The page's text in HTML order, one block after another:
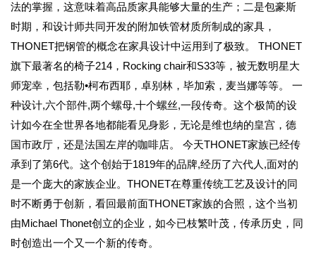
法的掌握，这意味着高品质家具能够大量的生产；二是包豪斯
时期，和设计师共同开发的附加铁管材质所制成的家具，
THONET把钢管的概念在家具设计中运用到了极致。 THONET
旗下最著名的椅子214，Rocking chair和S33等，被无数明星大
师宠幸，包括勒•柯布西耶，卓别林，毕加索，麦当娜等等。 一
种设计,六个部件,两个螺母,十个螺丝,一段传奇。这个极简的设
计如今在全世界各地都能看见身影，无论是维也纳的皇宫，德
国市政厅，还是法国左岸的咖啡店。 今天THONET家族已经传
承到了第6代。这个创始于1819年的品牌,经历了六代人,面对的
是一个庞大的家族企业。THONET在尊重传统工艺及设计的同
时不断勇于创新，看回最前面THONET家族的合照，这个当初
由Michael Thonet创立的企业，如今已枝繁叶茂，传承历史，同
时创造出一个又一个新的传奇。